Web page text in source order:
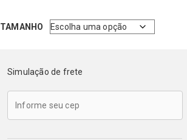
TAMANHO
Simulação de frete